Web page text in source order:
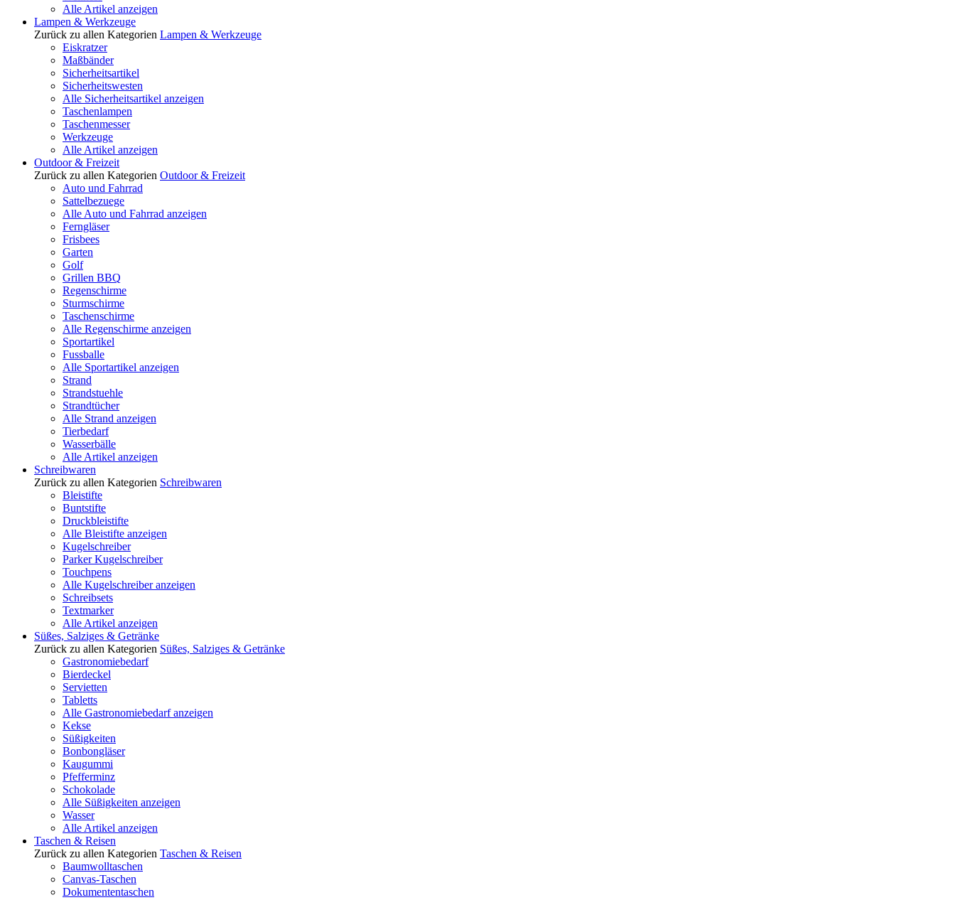
Alle Artikel anzeigen
Lampen & Werkzeuge
Zurück zu allen Kategorien Lampen & Werkzeuge
Eiskratzer
Maßbänder
Sicherheitsartikel
Sicherheitswesten
Alle Sicherheitsartikel anzeigen
Taschenlampen
Taschenmesser
Werkzeuge
Alle Artikel anzeigen
Outdoor & Freizeit
Zurück zu allen Kategorien Outdoor & Freizeit
Auto und Fahrrad
Sattelbezuege
Alle Auto und Fahrrad anzeigen
Ferngläser
Frisbees
Garten
Golf
Grillen BBQ
Regenschirme
Sturmschirme
Taschenschirme
Alle Regenschirme anzeigen
Sportartikel
Fussballe
Alle Sportartikel anzeigen
Strand
Strandstuehle
Strandtücher
Alle Strand anzeigen
Tierbedarf
Wasserbälle
Alle Artikel anzeigen
Schreibwaren
Zurück zu allen Kategorien Schreibwaren
Bleistifte
Buntstifte
Druckbleistifte
Alle Bleistifte anzeigen
Kugelschreiber
Parker Kugelschreiber
Touchpens
Alle Kugelschreiber anzeigen
Schreibsets
Textmarker
Alle Artikel anzeigen
Süßes, Salziges & Getränke
Zurück zu allen Kategorien Süßes, Salziges & Getränke
Gastronomiebedarf
Bierdeckel
Servietten
Tabletts
Alle Gastronomiebedarf anzeigen
Kekse
Süßigkeiten
Bonbongläser
Kaugummi
Pfefferminz
Schokolade
Alle Süßigkeiten anzeigen
Wasser
Alle Artikel anzeigen
Taschen & Reisen
Zurück zu allen Kategorien Taschen & Reisen
Baumwolltaschen
Canvas-Taschen
Dokumententaschen